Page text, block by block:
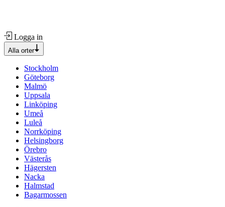
Logga in
Alla orter
Stockholm
Göteborg
Malmö
Uppsala
Linköping
Umeå
Luleå
Norrköping
Helsingborg
Örebro
Västerås
Hägersten
Nacka
Halmstad
Bagarmossen